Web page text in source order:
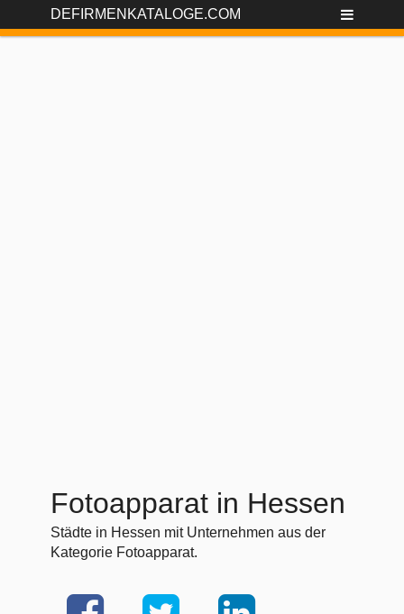
DEFIRMENKATALOGE.COM
Fotoapparat in Hessen
Städte in Hessen mit Unternehmen aus der
Kategorie Fotoapparat.